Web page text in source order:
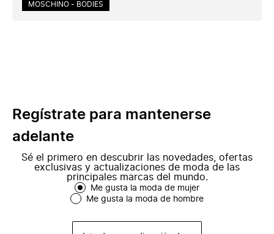
MOSCHINO - BODIES
Regístrate para mantenerse
adelante
Sé el primero en descubrir las novedades, ofertas
exclusivas y actualizaciones de moda de las
principales marcas del mundo.
Me gusta la moda de mujer
Me gusta la moda de hombre